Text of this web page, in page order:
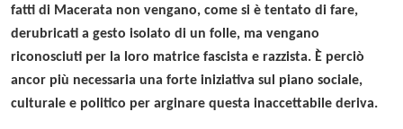
fatti di Macerata non vengano, come si è tentato di fare,
derubricati a gesto isolato di un folle, ma vengano
riconosciuti per la loro matrice fascista e razzista. È perciò
ancor più necessaria una forte iniziativa sul piano sociale,
culturale e politico per arginare questa inaccettabile deriva.